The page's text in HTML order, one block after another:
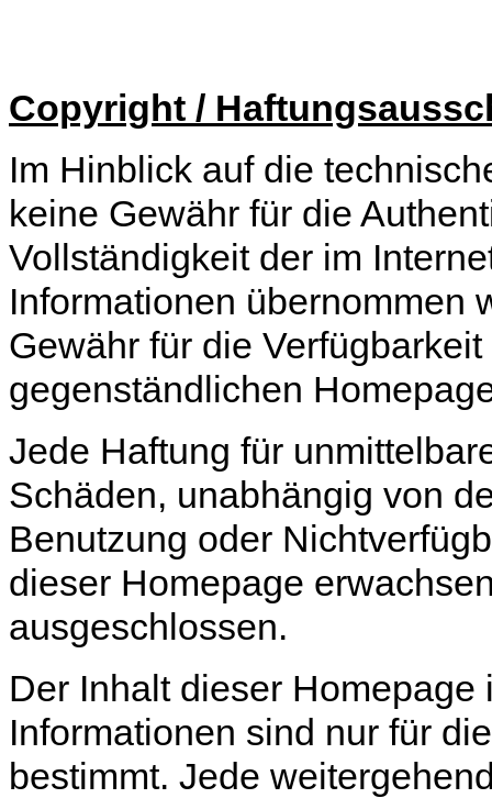
Copyright /
Im Hinblick auf die
keine Gewähr für die
Vollständigkeit der im
Informationen übernommen
Gewähr für die
gegenständlichen
Jede Haftung für
Schäden, unabhängig von
Benutzung oder
dieser Homepage
ausgeschlossen.
Der Inhalt dieser
Informationen sind nur für
bestimmt. Jede